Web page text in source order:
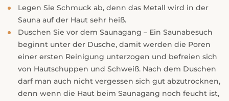
Legen Sie Schmuck ab, denn das Metall wird in der
Sauna auf der Haut sehr heiß.
Duschen Sie vor dem Saunagang – Ein Saunabesuch
beginnt unter der Dusche, damit werden die Poren
einer ersten Reinigung unterzogen und befreien sich
von Hautschuppen und Schweiß. Nach dem Duschen
darf man auch nicht vergessen sich gut abzutrocknen,
denn wenn die Haut beim Saunagang noch feucht ist,